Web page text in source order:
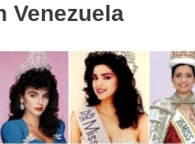
Venezuela